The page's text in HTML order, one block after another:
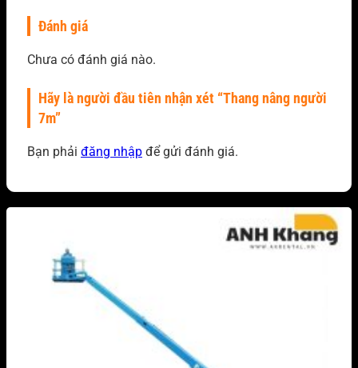
Đánh giá
Chưa có đánh giá nào.
Hãy là người đầu tiên nhận xét “Thang nâng người
7m”
Bạn phải đăng nhập để gửi đánh giá.